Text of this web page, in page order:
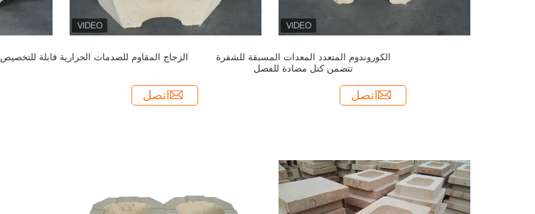
الزجاج المقاوم للصدمات الحرارية قابلة للتخصيص
اتصل
الكوروندوم المتعدد المعدات المسبقة للشفرة
تتضمن كتل مضادة للفصل
اتصل